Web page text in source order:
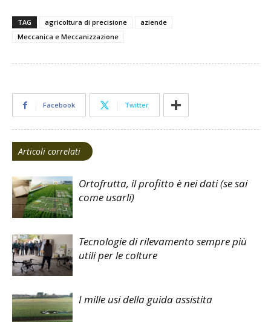
TAG agricoltura di precisione
aziende
Meccanica e Meccanizzazione
Facebook Twitter
Articoli correlati
Ortofrutta, il profitto è nei dati (se sai
come usarli)
Tecnologie di rilevamento sempre più
utili per le colture
I mille usi della guida assistita